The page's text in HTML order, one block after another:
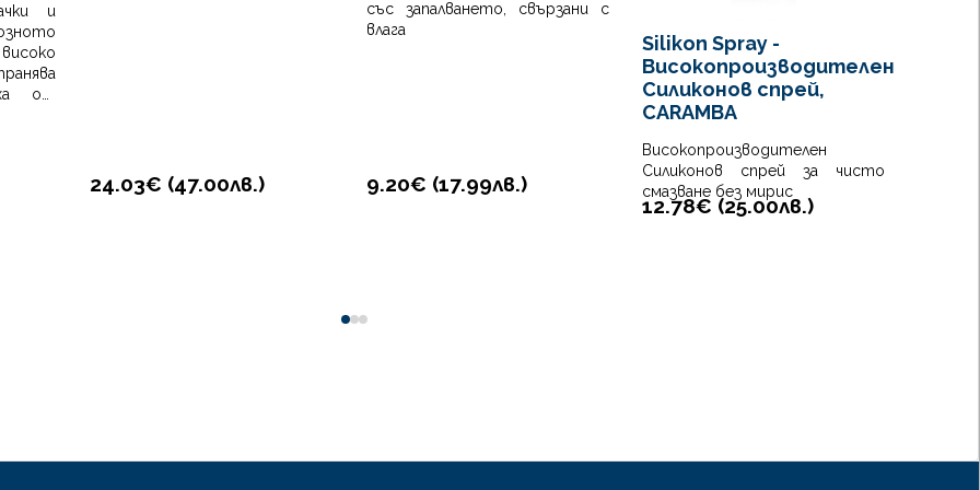
и
от
24.03€ (47.00лв.)
със запалването, свързани с
влага
9.20€ (17.99лв.)
Silikon Spray -
Високопроизводителен
Силиконов спрей,
CARAMBA
Високопроизводителен
Силиконов спрей за чисто
смазване без мирис
12.78€ (25.00лв.)
012